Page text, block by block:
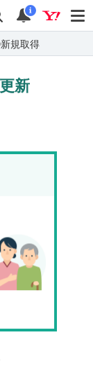
検索 通知
i
規取得
新